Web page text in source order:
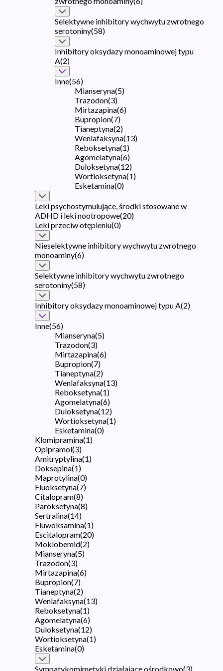
Selektywne inhibitory wychwytu zwrotnego
serotoniny(58)
Inhibitory oksydazy monoaminowej typu
A(2)
Inne(56)
Mianseryna(5)
Trazodon(3)
Mirtazapina(6)
Bupropion(7)
Tianeptyna(2)
Wenlafaksyna(13)
Reboksetyna(1)
Agomelatyna(6)
Duloksetyna(12)
Wortioksetyna(1)
Esketamina(0)
Leki psychostymulujące, środki stosowane w
ADHD i leki nootropowe(20)
Leki przeciw otępieniu(0)
Nieselektywne inhibitory wychwytu zwrotnego
monoaminy(6)
Selektywne inhibitory wychwytu zwrotnego
serotoniny(58)
Inhibitory oksydazy monoaminowej typu A(2)
Inne(56)
Mianseryna(5)
Trazodon(3)
Mirtazapina(6)
Bupropion(7)
Tianeptyna(2)
Wenlafaksyna(13)
Reboksetyna(1)
Agomelatyna(6)
Duloksetyna(12)
Wortioksetyna(1)
Esketamina(0)
Klomipramina(1)
Opipramol(3)
Amitryptylina(1)
Doksepina(1)
Maprotylina(0)
Fluoksetyna(7)
Citalopram(8)
Paroksetyna(8)
Sertralina(14)
Fluwoksamina(1)
Escitalopram(20)
Moklobemid(2)
Mianseryna(5)
Trazodon(3)
Mirtazapina(6)
Bupropion(7)
Tianeptyna(2)
Wenlafaksyna(13)
Reboksetyna(1)
Agomelatyna(6)
Duloksetyna(12)
Wortioksetyna(1)
Esketamina(0)
Sympatykomimetyki działające ośrodkowo(3)